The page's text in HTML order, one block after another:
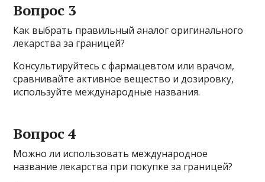
Вопрос 3
Как выбрать правильный аналог оригинального
лекарства за границей?
Консультируйтесь с фармацевтом или врачом,
сравнивайте активное вещество и дозировку,
используйте международные названия.
Вопрос 4
Можно ли использовать международное
название лекарства при покупке за границей?